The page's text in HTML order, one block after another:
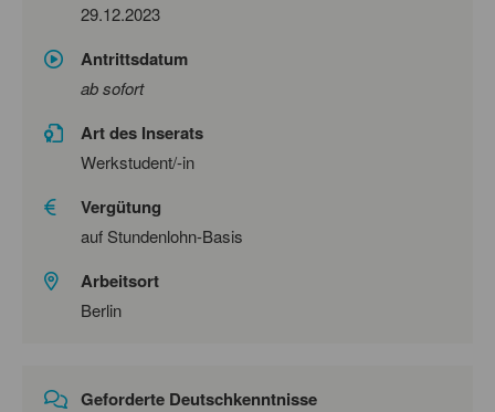
29.12.2023
Antrittsdatum
ab sofort
Art des Inserats
Werkstudent/-in
Vergütung
auf Stundenlohn-Basis
Arbeitsort
Berlin
Geforderte Deutschkenntnisse